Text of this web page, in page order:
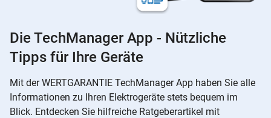
Die TechManager App - Nützliche
Tipps für Ihre Geräte
Mit der WERTGARANTIE TechManager App haben Sie alle
Informationen zu Ihren Elektrogeräte stets bequem im
Blick. Entdecken Sie hilfreiche Ratgeberartikel mit